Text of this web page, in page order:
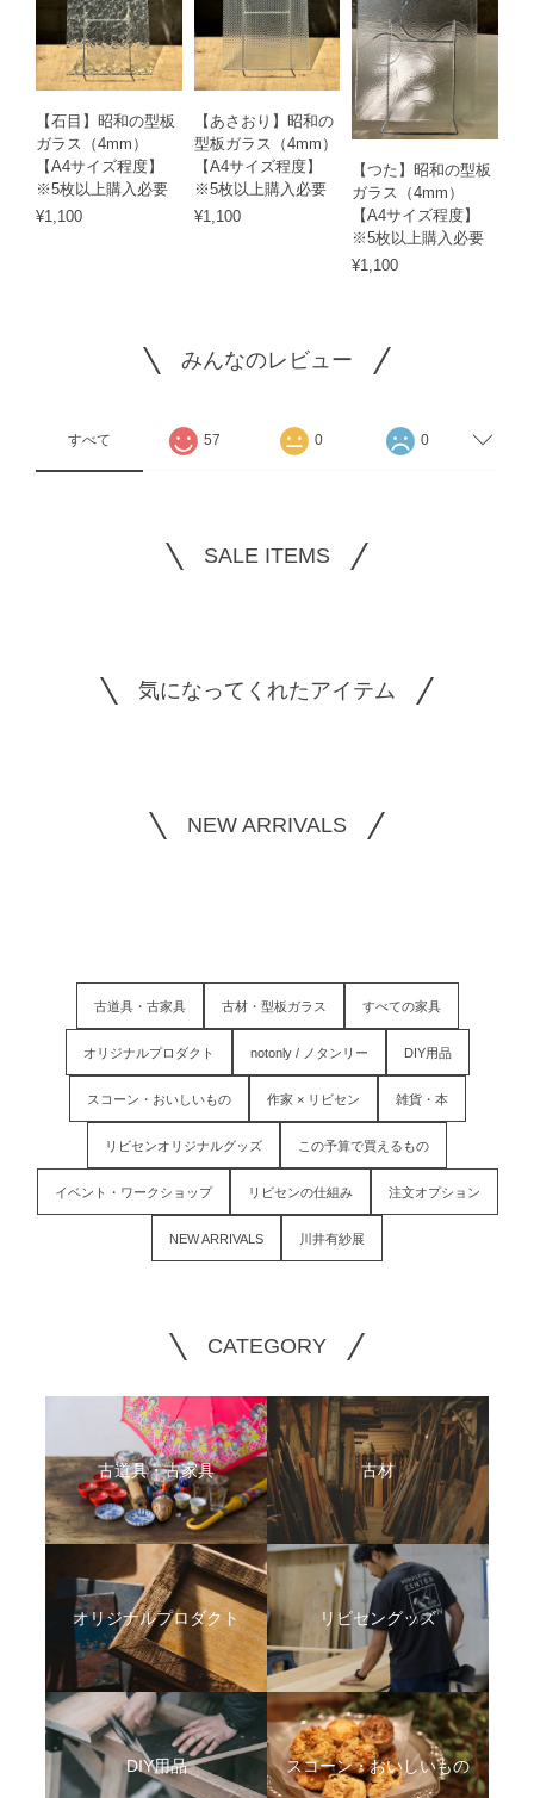
【石目】昭和の型板
ガラス（4mm）
【A4サイズ程度】
※5枚以上購入必要
¥1,100
【あさおり】昭和の
型板ガラス（4mm）
【A4サイズ程度】
※5枚以上購入必要
¥1,100
【つた】昭和の型板
ガラス（4mm）
【A4サイズ程度】
※5枚以上購入必要
¥1,100
みんなのレビュー
すべて 57 0 0
SALE ITEMS
気になってくれたアイテム
NEW ARRIVALS
古道具・古家具 古材・型板ガラス すべての家具
オリジナルプロダクト notonly / ノタンリー DIY用品
スコーン・おいしいもの 作家 × リビセン 雑貨・本
リビセンオリジナルグッズ この予算で買えるもの
イベント・ワークショップ リビセンの仕組み 注文オプション
NEW ARRIVALS 川井有紗展
CATEGORY
古道具・古家具 古材
オリジナルプロダクト リビセングッズ
DIY用品 スコーン・おいしいもの